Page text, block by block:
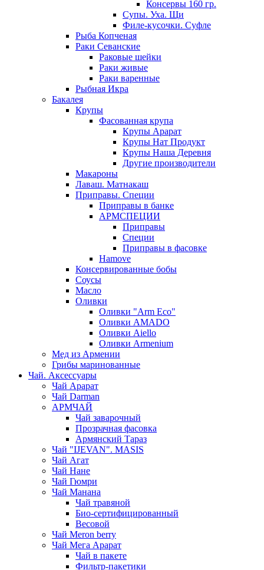
Консервы 160 гр.
Супы. Уха. Щи
Филе-кусочки. Суфле
Рыба Копченая
Раки Севанские
Раковые шейки
Раки живые
Раки варенные
Рыбная Икра
Бакалея
Крупы
Фасованная крупа
Крупы Арарат
Крупы Нат Продукт
Крупы Наша Деревня
Другие производители
Макароны
Лаваш. Матнакаш
Приправы. Специи
Приправы в банке
АРМСПЕЦИИ
Приправы
Специи
Приправы в фасовке
Hamove
Консервированные бобы
Соусы
Масло
Оливки
Оливки "Arm Eco"
Оливки AMADO
Оливки Aiello
Оливки Armenium
Мед из Армении
Грибы маринованные
Чай. Аксессуары
Чай Арарат
Чай Darman
АРМЧАЙ
Чай заварочный
Прозрачная фасовка
Армянский Тараз
Чай "IJEVAN". MASIS
Чай Агат
Чай Нане
Чай Гюмри
Чай Манана
Чай травяной
Био-сертифицированный
Весовой
Чай Meron berry
Чай Мега Арарат
Чай в пакете
Фильтр-пакетики